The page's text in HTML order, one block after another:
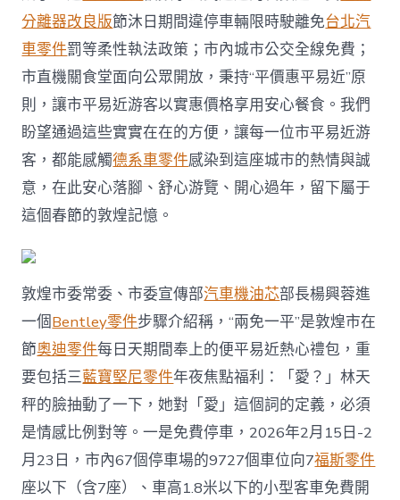
車
福
OSDER
奧
斯
德
零
件
商
利〉
中
分離器改良版節沐日期間違停車輛限時駛離免台北汽
車零件罰等柔性執法政策；市內城市公交全線免費；
市直機關食堂面向公眾開放，秉持“平價惠平易近”原
則，讓市平易近游客以實惠價格享用安心餐食。我們
盼望通過這些實實在在的方便，讓每一位市平易近游
客，都能感觸德系車零件感染到這座城市的熱情與誠
意，在此安心落腳、舒心游覽、開心過年，留下屬于
這個春節的敦煌記憶。
敦煌市委常委、市委宣傳部汽車機油芯部長楊興蓉進
一個Bentley零件步驟介紹稱，“兩免一平”是敦煌市在
節奧迪零件每日天期間奉上的便平易近熱心禮包，重
要包括三藍寶堅尼零件年夜焦點福利：「愛？」林天
秤的臉抽動了一下，她對「愛」這個詞的定義，必須
是情感比例對等。一是免費停車，2026年2月15日-2
月23日，市內67個停車場的9727個車位向7福斯零件
座以下（含7座）、車高1.8米以下的小型客車免費開